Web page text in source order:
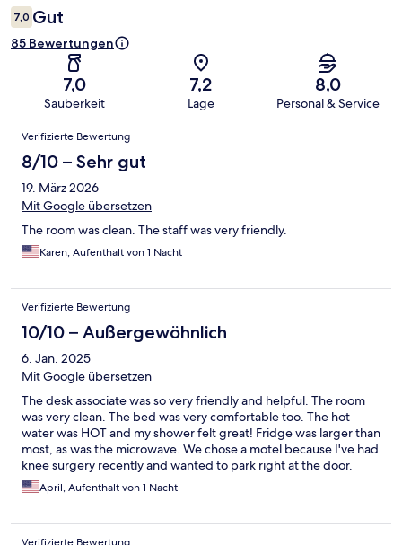
7,0 Gut
85 Bewertungen
7,0
Sauberkeit
7,2
Lage
8,0
Personal & Service
Bewertungen
Verifizierte Bewertung
8/10 – Sehr gut
19. März 2026
Mit Google übersetzen
The room was clean. The staff was very friendly.
Karen, Aufenthalt von 1 Nacht
Verifizierte Bewertung
10/10 – Außergewöhnlich
6. Jan. 2025
Mit Google übersetzen
The desk associate was so very friendly and helpful. The room
was very clean. The bed was very comfortable too. The hot
water was HOT and my shower felt great! Fridge was larger than
most, as was the microwave. We chose a motel because I've had
knee surgery recently and wanted to park right at the door.
Would definitely recommend.
April, Aufenthalt von 1 Nacht